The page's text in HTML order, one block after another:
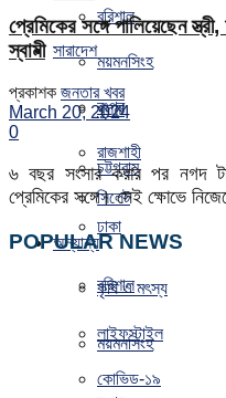
বরিশাল
ময়মনসিংহ
রংপুর
রাজশাহী
সিলেট
অন্যান্য
কৃষি ও মৎস্য
লাইফস্টাইল
কোভিড-১৯
সারাদেশ
খুলনা
চট্টগ্রাম
ঢাকা
বরিশাল
ময়মনসিংহ
প্রেমিকের সঙ্গে পালিয়েছেন
স্বামী
প্রকাশক জনতার খবর
March 20, 2024
0
৬ বছর সংসার করার পর নগদ
প্রেমিকের সঙ্গে। সেই ক্ষোভে
POPULAR NEWS